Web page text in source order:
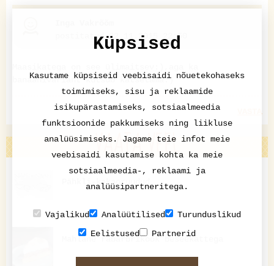
postitatud 22.11.2015 22:50
banaanivariant kutsub katsetama:)
VAATA VEEL
Pähkli-kakaoruudud
Mahlane rabarbrikook beseekattega
Küpsised
Kasutame küpsiseid veebisaidi nõuetekohaseks
toimimiseks, sisu ja reklaamide
isikupärastamiseks, sotsiaalmeedia
funktsioonide pakkumiseks ning liikluse
analüüsimiseks. Jagame teie infot meie
veebisaidi kasutamise kohta ka meie
sotsiaalmeedia-, reklaami ja
analüüsipartneritega.
Vajalikud Analüütilised
Turunduslikud
Eelistused
Partnerid